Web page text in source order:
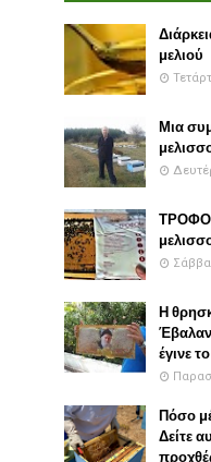
μελιού
Μια
Η
Έβαλαν
έγινε
Πόσο
Δείτε